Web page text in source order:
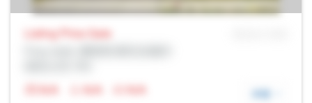
Listing Price Sale
N/A
N/A N/A 详细